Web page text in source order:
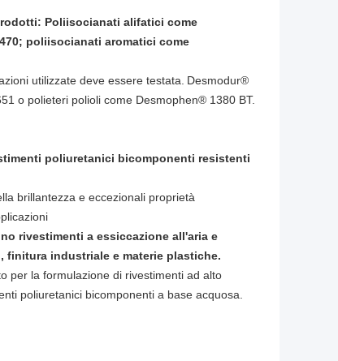
Poliisocianati alifatici come
poliisocianati aromatici come
utilizzate deve essere testata. Desmodur®
o polieteri polioli come Desmophen® 1380 BT.
poliuretanici bicomponenti resistenti
brillantezza e eccezionali proprietà
rivestimenti a essiccazione all'aria e
finitura industriale e materie plastiche.
per la formulazione di rivestimenti ad alto
poliuretanici bicomponenti a base acquosa.